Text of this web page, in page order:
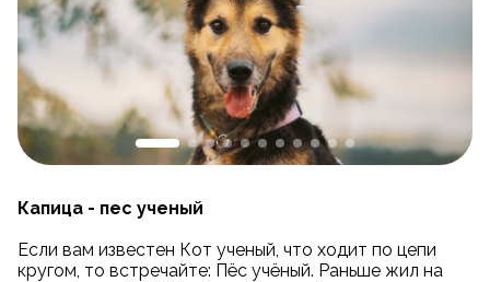
Капица - пес ученый
Если вам известен Кот ученый, что ходит по цепи
кругом, то встречайте: Пёс учёный. Раньше жил на